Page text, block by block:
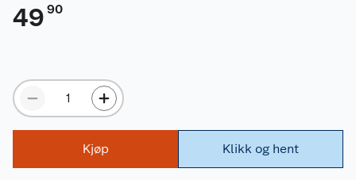
49 90
Kjøp Klikk og hent